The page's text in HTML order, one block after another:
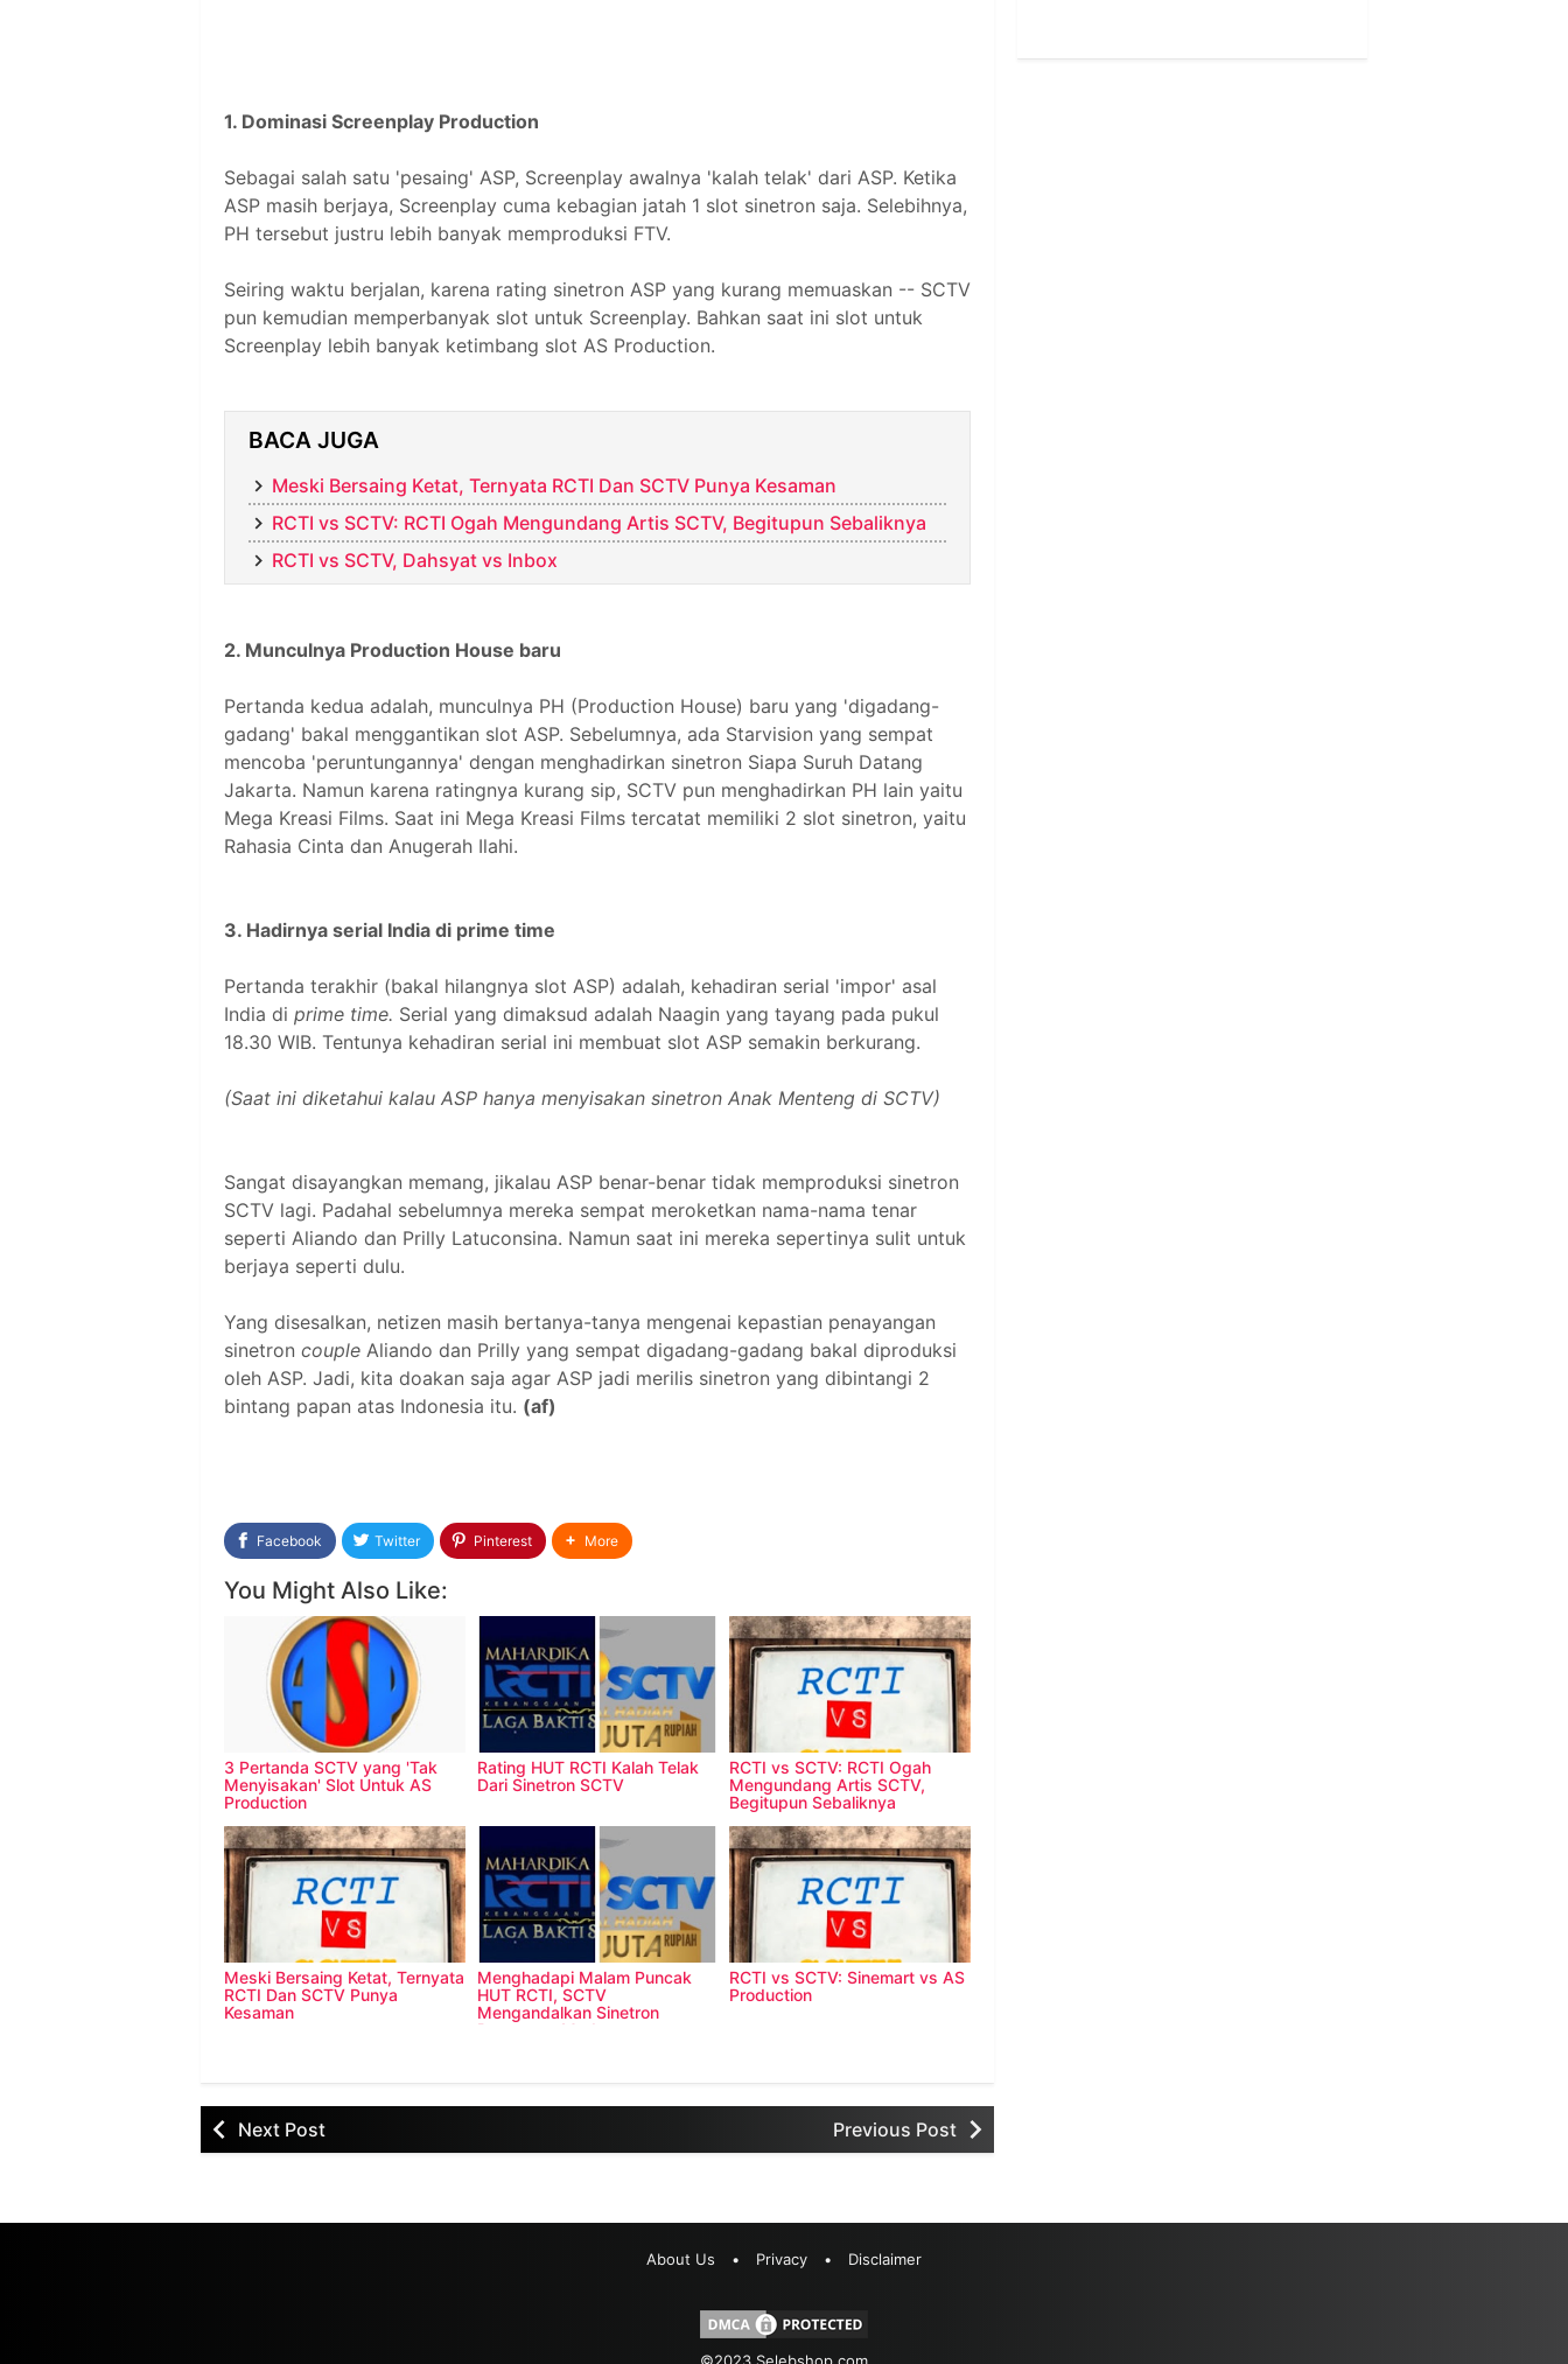
1. Dominasi Screenplay Production
Sebagai salah satu 'pesaing' ASP, Screenplay awalnya 'kalah telak' dari ASP. Ketika
ASP masih berjaya, Screenplay cuma kebagian jatah 1 slot sinetron saja. Selebihnya,
PH tersebut justru lebih banyak memproduksi FTV.
Seiring waktu berjalan, karena rating sinetron ASP yang kurang memuaskan -- SCTV
pun kemudian memperbanyak slot untuk Screenplay. Bahkan saat ini slot untuk
Screenplay lebih banyak ketimbang slot AS Production.
BACA JUGA
Meski Bersaing Ketat, Ternyata RCTI Dan SCTV Punya Kesaman
RCTI vs SCTV: RCTI Ogah Mengundang Artis SCTV, Begitupun Sebaliknya
RCTI vs SCTV, Dahsyat vs Inbox
2. Munculnya Production House baru
Pertanda kedua adalah, munculnya PH (Production House) baru yang 'digadang-
gadang' bakal menggantikan slot ASP. Sebelumnya, ada Starvision yang sempat
mencoba 'peruntungannya' dengan menghadirkan sinetron Siapa Suruh Datang
Jakarta. Namun karena ratingnya kurang sip, SCTV pun menghadirkan PH lain yaitu
Mega Kreasi Films. Saat ini Mega Kreasi Films tercatat memiliki 2 slot sinetron, yaitu
Rahasia Cinta dan Anugerah Ilahi.
3. Hadirnya serial India di prime time
Pertanda terakhir (bakal hilangnya slot ASP) adalah, kehadiran serial 'impor' asal
India di prime time. Serial yang dimaksud adalah Naagin yang tayang pada pukul
18.30 WIB. Tentunya kehadiran serial ini membuat slot ASP semakin berkurang.
(Saat ini diketahui kalau ASP hanya menyisakan sinetron Anak Menteng di SCTV)
Sangat disayangkan memang, jikalau ASP benar-benar tidak memproduksi sinetron
SCTV lagi. Padahal sebelumnya mereka sempat meroketkan nama-nama tenar
seperti Aliando dan Prilly Latuconsina. Namun saat ini mereka sepertinya sulit untuk
berjaya seperti dulu.
Yang disesalkan, netizen masih bertanya-tanya mengenai kepastian penayangan
sinetron couple Aliando dan Prilly yang sempat digadang-gadang bakal diproduksi
oleh ASP. Jadi, kita doakan saja agar ASP jadi merilis sinetron yang dibintangi 2
bintang papan atas Indonesia itu. (af)
Facebook Twitter Pinterest More
You Might Also Like:
3 Pertanda SCTV yang 'Tak
Menyisakan' Slot Untuk AS
Production
Rating HUT RCTI Kalah Telak
Dari Sinetron SCTV
RCTI vs SCTV: RCTI Ogah
Mengundang Artis SCTV,
Begitupun Sebaliknya
Meski Bersaing Ketat, Ternyata
RCTI Dan SCTV Punya
Kesaman
Menghadapi Malam Puncak
HUT RCTI, SCTV
Mengandalkan Sinetron
Pangeran+Madun
RCTI vs SCTV: Sinemart vs AS
Production
Next Post Previous Post
About Us • Privacy • Disclaimer
©2023 Selebshop.com